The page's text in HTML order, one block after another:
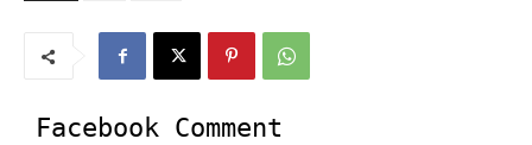
Facebook Comment